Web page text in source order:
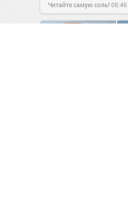
Читайте самую соль!06:46